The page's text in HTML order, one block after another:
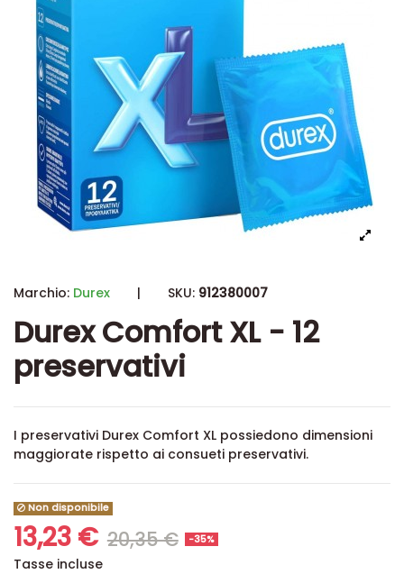
Marchio: Durex | SKU: 912380007
Durex Comfort XL - 12
preservativi
I preservativi Durex Comfort XL possiedono dimensioni
maggiorate rispetto ai consueti preservativi.
Non disponibile
13,23 € 20,35 € -35%
Tasse incluse